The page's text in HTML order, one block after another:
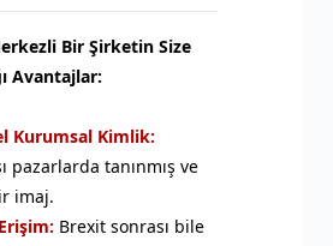
Bir Şirketin Size
Avantajlar:
Kurumsal Kimlik:
pazarlarda tanınmış ve
imaj.
Brexit sonrası bile